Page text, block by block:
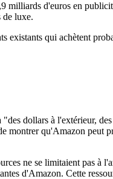
milliards d'euros en
de luxe.
existants qui achètent
dollars à l'extérieur,
montrer qu'Amazon peut
ne se limitaient pas à
d'Amazon. Cette